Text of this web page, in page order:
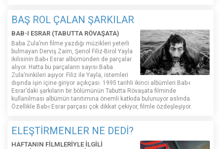
BAŞ ROL ÇALAN ŞARKILAR
BAB-I ESRAR (TABUTTA RÖVAŞATA)
Baba Zula’nın filme yazdığı müzikleri yeterli
bulmayan Derviş Zaim, Şenol Filiz-Birol Yayla
ikilisinin Bab-ı Esrar albümünden de parçalar
alıyor. Hatta bu parçaların sayısı Baba
Zula’nınkileri aşıyor. Filiz ile Yayla, istemleri
dışında işin içine giriyor açıkçası. 1995 tarihli ikinci albümleri Bab-ı
Esrar’daki şarkıların bir bölümünün Tabutta Rövaşata filminde
kullanılması albümün tanıtımına önemli katkıda bulunuyor aslında.
Özellikle Bab-ı Esrar parçası çok dikkat çekiyor, filmle özdeşleşiyor.
ELEŞTİRMENLER NE DEDİ?
HAFTANIN FİLMLERİYLE İLGİLİ